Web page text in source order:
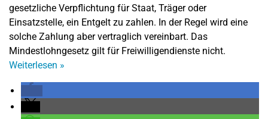
gesetzliche Verpflichtung für Staat, Träger oder
Einsatzstelle, ein Entgelt zu zahlen. In der Regel wird eine
solche Zahlung aber vertraglich vereinbart. Das
Mindestlohngesetz gilt für Freiwilligendienste nicht.
Weiterlesen »